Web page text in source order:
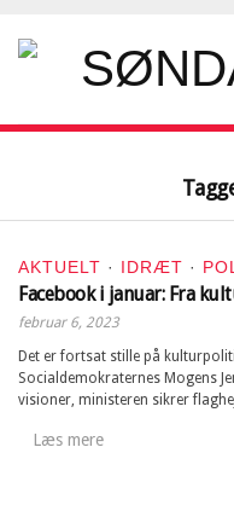
AKTUELT · IDRÆT ·
Facebook i januar: Fra
februar 6, 2023
Det er fortsat stille på
Socialdemokraternes Mogens
visioner, ministeren sikrer
Læs mere